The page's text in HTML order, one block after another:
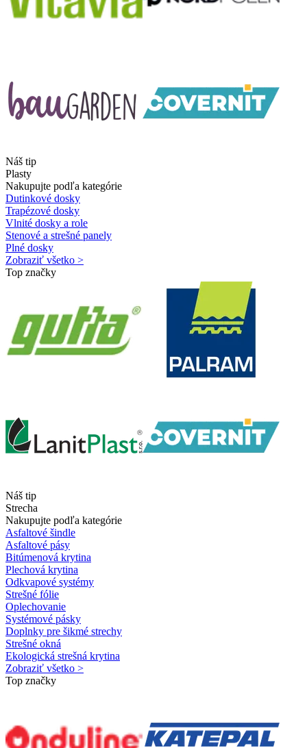
Náš tip
Plasty
Nakupujte podľa kategórie
Dutinkové dosky
Trapézové dosky
Vlnité dosky a role
Stenové a strešné panely
Plné dosky
Zobraziť všetko >
Top značky
Náš tip
Strecha
Nakupujte podľa kategórie
Asfaltové šindle
Asfaltové pásy
Bitúmenová krytina
Plechová krytina
Odkvapové systémy
Strešné fólie
Oplechovanie
Systémové pásky
Doplnky pre šikmé strechy
Strešné okná
Ekologická strešná krytina
Zobraziť všetko >
Top značky